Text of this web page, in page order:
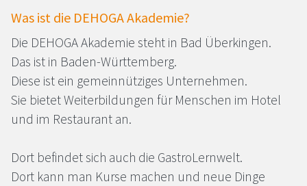
Was ist die DEHOGAAkademie?
Die DEHOGAAkademie steht in Bad Überkingen.
Das ist in Baden-Württemberg.
Diese ist ein gemeinnütziges Unternehmen.
Sie bietet Weiterbildungen für Menschen im Hotel
und im Restaurant an.
Dort befindet sich auch die GastroLernwelt.
Dort kann man Kurse machen und neue Dinge